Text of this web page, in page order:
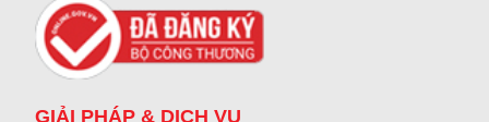
GIẢI PHÁP & DỊCH VỤ